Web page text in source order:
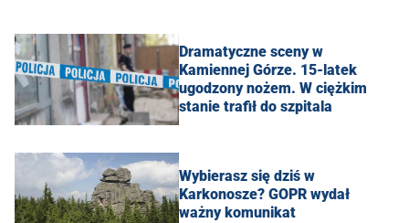
Dramatyczne sceny w
Kamiennej Górze. 15-latek
ugodzony nożem. W ciężkim
stanie trafił do szpitala
Wybierasz się dziś w
Karkonosze? GOPR wydał
ważny komunikat